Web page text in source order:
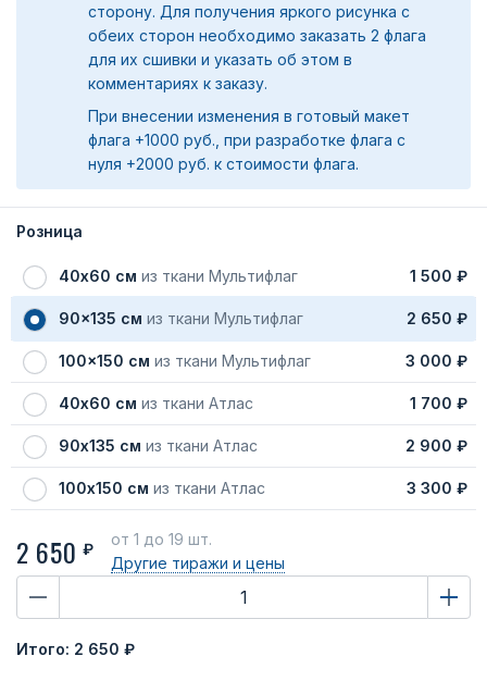
сторону. Для получения яркого рисунка с
обеих сторон необходимо заказать 2 флага
для их сшивки и указать об этом в
комментариях к заказу.
При внесении изменения в готовый макет
флага +1000 руб., при разработке флага с
нуля +2000 руб. к стоимости флага.
Розница
40х60 см из ткани Мультифлаг 1 500 ₽
90x135 см из ткани Мультифлаг 2 650 ₽
100x150 см из ткани Мультифлаг 3 000 ₽
40х60 см из ткани Атлас 1 700 ₽
90х135 см из ткани Атлас 2 900 ₽
100х150 см из ткани Атлас 3 300 ₽
2 650 ₽
от 1 до 19 шт.
Другие тиражи и цены
Итого: 2 650 ₽